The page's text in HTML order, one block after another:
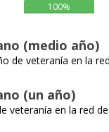
100%
(medio año)
de veteranía en la
(un año)
veteranía en la red